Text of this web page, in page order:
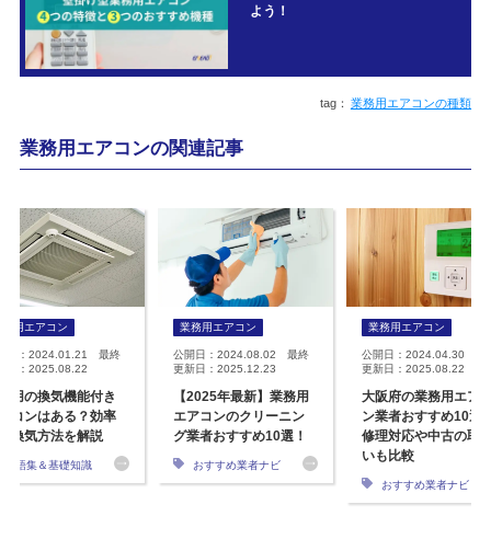
よう！
業務用エアコンの種類
業務用エアコンの関連記事
務用エアコン
日：2024.01.21 最終
日：2025.08.22
用の換気機能付き
コンはある？効率
換気方法を解説
用語集＆基礎知識
業務用エアコン
公開日：2024.08.02 最終
更新日：2025.12.23
【2025年最新】業務用
エアコンのクリーニン
グ業者おすすめ10選！
おすすめ業者ナビ
業務用エアコン
公開日：2024.04.30 最
更新日：2025.08.22
大阪府の業務用エア
ン業者おすすめ10選
修理対応や中古の取
いも比較
おすすめ業者ナビ